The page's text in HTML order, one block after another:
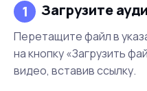
1 Загрузите
Перетащите файл в
на кнопку «Загрузить
видео, вставив ссылку.